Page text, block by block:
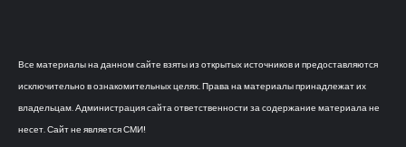
Все материалы на данном сайте взяты из открытых источников и предоставляются
исключительно в ознакомительных целях. Права на материалы принадлежат их
владельцам. Администрация сайта ответственности за содержание материала не
несет. Сайт не является СМИ!